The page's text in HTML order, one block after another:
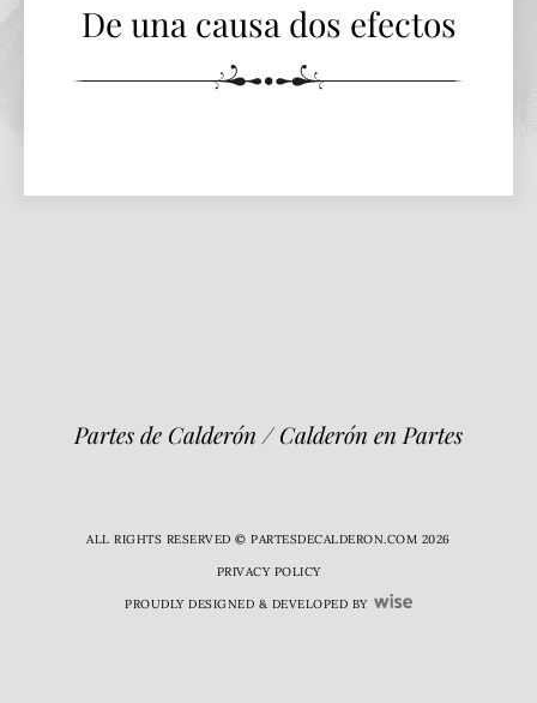
De una causa dos efectos
Partes de Calderón / Calderón en Partes
ALL RIGHTS RESERVED © PARTESDECALDERON.COM 2026
PRIVACY POLICY
PROUDLY DESIGNED & DEVELOPED BY